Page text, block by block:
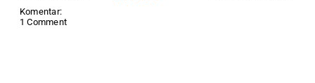
Company Profile
Komentar:
1 Comment